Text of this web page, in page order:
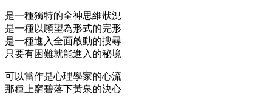
是一種獨特的全神思維狀況
是一種以願望為形式的完形
是一種進入全面啟動的搜尋
只要有困難就能進入的秘境
可以當作是心理學家的心流
那種上窮碧落下黃泉的決心